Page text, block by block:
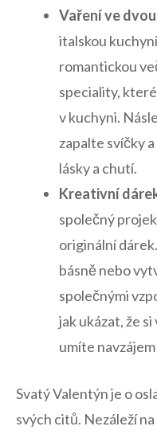
Vaření ve
italskou
romantickou
speciality,
v kuchyni.
‌zapalte ⁢svíčky⁤
lásky⁣ a chutí.
Kreativní
společný
originální
básně⁤ nebo
společnými
jak ukázat, že
umíte
Svatý Valentýn je o
svých‍ citů. Nezáleží